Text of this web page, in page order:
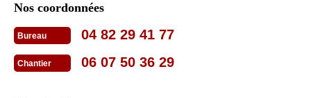
Nos coordonnées
Bureau 04 82 29 41 77
Chantier 06 07 50 36 29